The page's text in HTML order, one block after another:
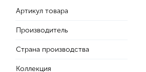
Артикул товара
Производитель
Страна производства
Коллекция